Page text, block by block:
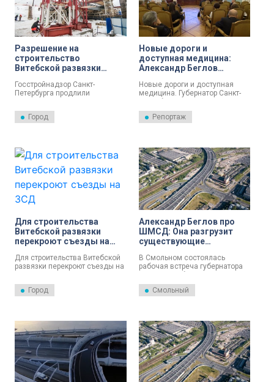
опубликованного на сайте
Кремля.
Разрешение на
строительство
Витебской развязки
года
Госстройнадзор Санкт-
Петербурга продлили
Витебской развязки до 30
декабря 2026 года.
Город
Новые дороги и
доступная медицина:
Александр Беглов
Петербурга в ближайшие
годы
Новые дороги и доступная
медицина. Губернатор Санкт-
Петербурга Александр Беглов
рассказал, как Северная
столица будет обновлять
правительстве Петербурга
прошло заседание
Координационного совета по
делам ветеранов.
Репортаж
Для строительства
Витебской развязки
перекроют съезды на
Для строительства Витебской
развязки перекроют съезды на
скоростного диаметра. Об
этом 9 февраля
Город
Александр Беглов про
ШМСД: Она разгрузит
существующие
В Смольном состоялась
рабочая встреча губернатора
Санкт-Петербурга Александра
Беглова и помощника
президента России Максима
движения (ШМСД).
Смольный